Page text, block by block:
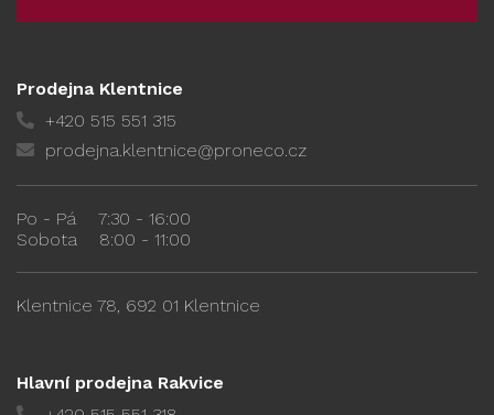
Prodejna Klentnice
+420 515 551 315
prodejna.klentnice@proneco.cz
Po - Pá
7:30 - 16:00
Sobota
8:00 - 11:00
Klentnice 78, 692 01 Klentnice
Hlavní prodejna Rakvice